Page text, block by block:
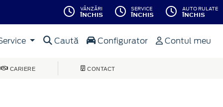
VÂNZĂRI
ÎNCHIS
SERVICE
ÎNCHIS
AUTO RULATE
ÎNCHIS
Caută Configurator Contul meu
CARIERE CONTACT